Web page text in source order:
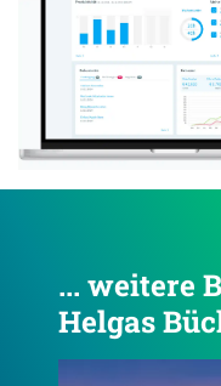
... weitere
Helgas